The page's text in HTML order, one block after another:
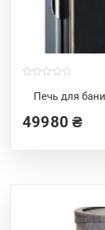
Печь для
o
f
49980₴